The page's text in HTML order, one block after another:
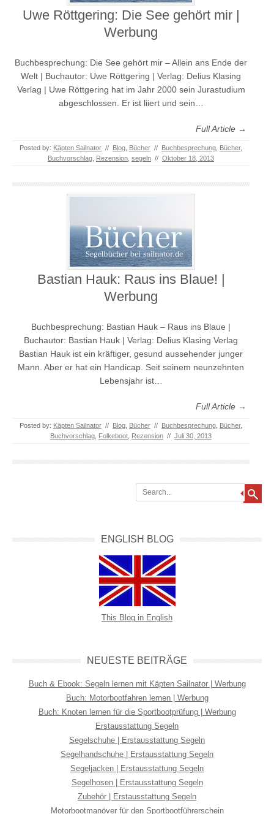
Uwe Röttgering: Die See gehört mir |
Werbung
Buchbesprechung: Die See gehört mir – Allein ans Ende der
Welt | Buchautor: Uwe Röttgering | Verlag: Delius Klasing
Verlag | Uwe Röttgering hat im Jahr 2000 sein Jurastudium
abgeschlossen. Er ist liiert und sein…
Full Article →
Posted by: Käpten Sailnator // Blog Bücher // Buchbesprechung Bücher,
Buchvorschlag Rezension segeln // Oktober 18, 2013
Bastian Hauk: Raus ins Blaue! |
Werbung
Buchbesprechung: Bastian Hauk – Raus ins Blaue |
Buchautor: Bastian Hauk | Verlag: Delius Klasing Verlag
Bastian Hauk ist ein kräftiger, gesund aussehender junger
Mann. Aber er hat ein Handicap. Seit seinem neunzehnten
Lebensjahr ist…
Full Article →
Posted by: Käpten Sailnator // Blog Bücher // Buchbesprechung Bücher,
Buchvorschlag Folkeboot Rezension // Juli 30, 2013
Search
ENGLISH BLOG
This Blog in English
NEUESTE BEITRÄGE
Buch & Ebook: Segeln lernen mit Käpten Sailnator | Werbung
Buch: Motorbootfahren lernen | Werbung
Buch: Knoten lernen für die Sportbootprüfung | Werbung
Erstausstattung Segeln
Segelschuhe | Erstausstattung Segeln
Segelhandschuhe | Erstausstattung Segeln
Segeljacken | Erstausstattung Segeln
Segelhosen | Erstausstattung Segeln
Zubehör | Erstausstattung Segeln
Motorbootmanöver für den Sportbootführerschein